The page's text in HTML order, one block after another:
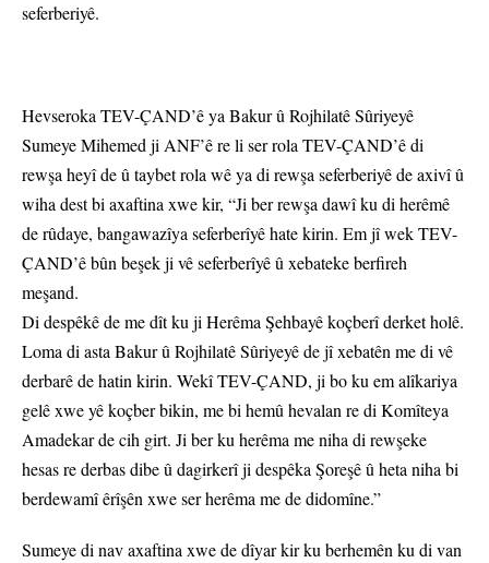
seferberiyê.
Hevseroka TEV-ÇAND’ê ya Bakur û Rojhilatê Sûriyeyê
Sumeye Mihemed ji ANF’ê re li ser rola TEV-ÇAND’ê di
rewşa heyî de û taybet rola wê ya di rewşa seferberiyê de axivî û
wiha dest bi axaftina xwe kir, “Ji ber rewşa dawî ku di herêmê
de rûdaye, bangawazîya seferberîyê hate kirin. Em jî wek TEV-
ÇAND’ê bûn beşek ji vê seferberîyê û xebateke berfireh
meşand.
Di despêkê de me dît ku ji Herêma Şehbayê koçberî derket holê.
Loma di asta Bakur û Rojhilatê Sûriyeyê de jî xebatên me di vê
derbarê de hatin kirin. Wekî TEV-ÇAND, ji bo ku em alîkariya
gelê xwe yê koçber bikin, me bi hemû hevalan re di Komîteya
Amadekar de cih girt. Ji ber ku herêma me niha di rewşeke
hesas re derbas dibe û dagirkerî ji despêka Şoreşê û heta niha bi
berdewamî êrîşên xwe ser herêma me de didomîne.”
Sumeye di nav axaftina xwe de dîyar kir ku berhemên ku di van